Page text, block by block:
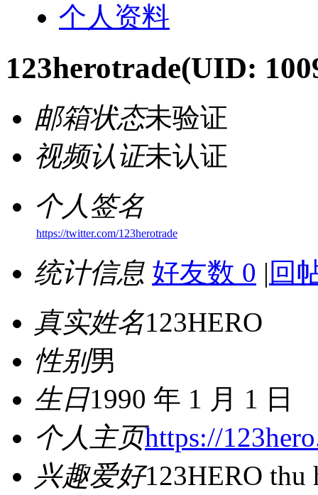
个人资料
123herotrade(UID:
邮箱状态未验证
视频认证未认证
个人签名
https://twitter.com/123herotrade
统计信息 好友数 0 | 回
真实姓名123HERO
性别男
生日1990 年 1 月 1 日
个人主页https://
兴趣爱好123HERO thu